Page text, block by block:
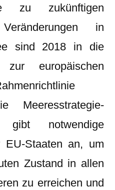
zu zukünftigen
in
sind 2018 in die
zur europäischen
Meeresstrategie-
gibt notwendige
EU-Staaten an, um
Zustand in allen
zu erreichen und